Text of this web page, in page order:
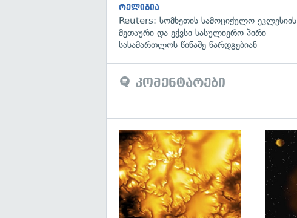
რელიგია
Reuters: სომხეთის სამოციქულო ეკლესიის
მეთაური და ექვსი სასულიერო პირი
სასამართლოს წინაშე წარდგებიან
კომენტარები
გადახედვა